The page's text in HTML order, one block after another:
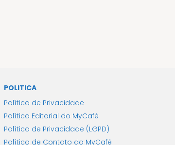
POLITICA
Política de Privacidade
Política Editorial do MyCafé
Política de Privacidade (LGPD)
Política de Contato do MyCafé